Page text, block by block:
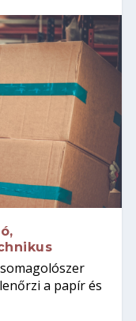
a papír és